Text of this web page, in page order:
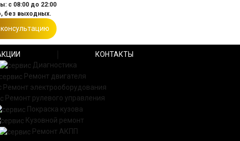
с 08:00 до 22:00
без выходных.
КОНТАКТЫ
Диагностика
Ремонт двигателя
Ремонт электрооборудования
Ремонт рулевого управления
Покраска кузова
Кузовной ремонт
Ремонт АКПП